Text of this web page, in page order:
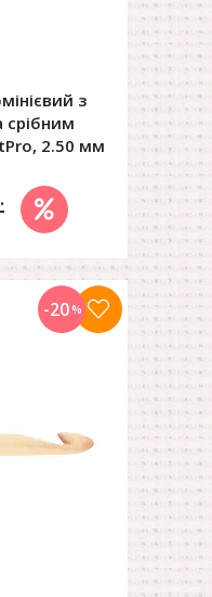
з
2.50 мм
корзину
-20%